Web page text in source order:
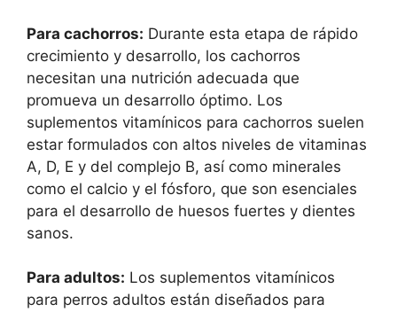
Para cachorros: Durante esta etapa de rápido
crecimiento y desarrollo, los cachorros
necesitan una nutrición adecuada que
promueva un desarrollo óptimo. Los
suplementos vitamínicos para cachorros suelen
estar formulados con altos niveles de vitaminas
A, D, E y del complejo B, así como minerales
como el calcio y el fósforo, que son esenciales
para el desarrollo de huesos fuertes y dientes
sanos.
Para adultos: Los suplementos vitamínicos
para perros adultos están diseñados para